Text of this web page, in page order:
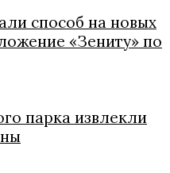
способ на новых
«Зениту» по
парка извлекли